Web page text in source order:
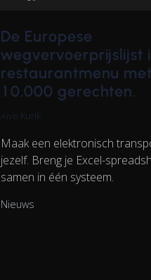
De Europese
wegvervoerprijslijst
restaurantmenu
10.000 gerechten.
Aivo Kurik
Maak een elektronisch
jezelf. Breng je Excel-
samen in één systeem.
Nieuws